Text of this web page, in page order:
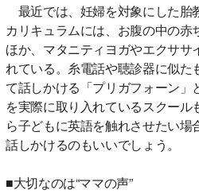
最近では、妊婦を対象にした胎
カリキュラムには、お腹の中の
ほか、マタニティヨガやエクササ
れている。糸電話や聴診器に似た
て話しかける「プリガフォーン
を実際に取り入れているスクー
ら子どもに英語を触れさせたい
話しかけるのもいいでしょう。
■大切なのは“ママの声”